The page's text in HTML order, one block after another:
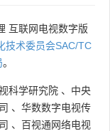
互联网电视数字版
技术委员会SAC/TC
。
科学研究院 、 中央
、 华数数字电视传
、 百视通网络电视